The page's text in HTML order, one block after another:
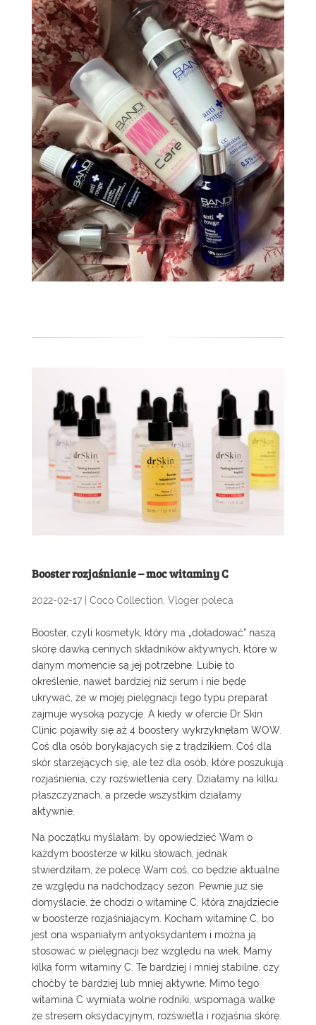
Booster rozjaśnianie – moc witaminy C
2022-02-17| Coco Collection, Vloger poleca
Booster, czyli kosmetyk, który ma „doładować” naszą
skórę dawką cennych składników aktywnych, które w
danym momencie są jej potrzebne. Lubię to
określenie, nawet bardziej niż serum i nie będę
ukrywać, że w mojej pielęgnacji tego typu preparat
zajmuje wysoką pozycję. A kiedy w ofercie Dr Skin
Clinic pojawiły się aż 4 boosterywykrzyknęłam WOW.
Coś dla osób borykających się z trądzikiem. Coś dla
skór starzejących się, ale też dla osób, które poszukują
rozjaśnienia, czy rozświetlenia cery. Działamy na kilku
płaszczyznach, a przede wszystkim działamy
aktywnie.
Na początku myślałam, by opowiedzieć Wam o
każdym boosterze w kilku słowach, jednak
stwierdziłam, że polecę Wam coś, co będzie aktualne
ze względu na nadchodzący sezon. Pewnie już się
domyślacie, że chodzi o witaminę C, którą znajdziecie
w boosterze rozjaśniającym. Kocham witaminę C, bo
jest ona wspaniałym antyoksydantem i można ją
stosować w pielęgnacji bez względu na wiek. Mamy
kilka form witaminy C. Te bardziej i mniej stabilne, czy
choćby te bardziej lub mniej aktywne. Mimo tego
witamina C wymiata wolne rodniki, wspomaga walkę
ze stresem oksydacyjnym, rozświetla i rozjaśnia skórę.